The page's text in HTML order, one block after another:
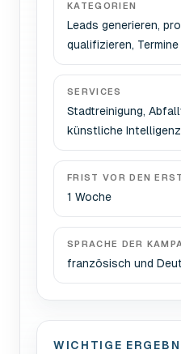
KATEGORIEN
Leads generieren,
qualifizieren,
SERVICES
Stadtreinigung,
künstliche Intelligenz
FRIST VOR DEN
1 Woche
SPRACHE DER
französisch und
WICHTIGE